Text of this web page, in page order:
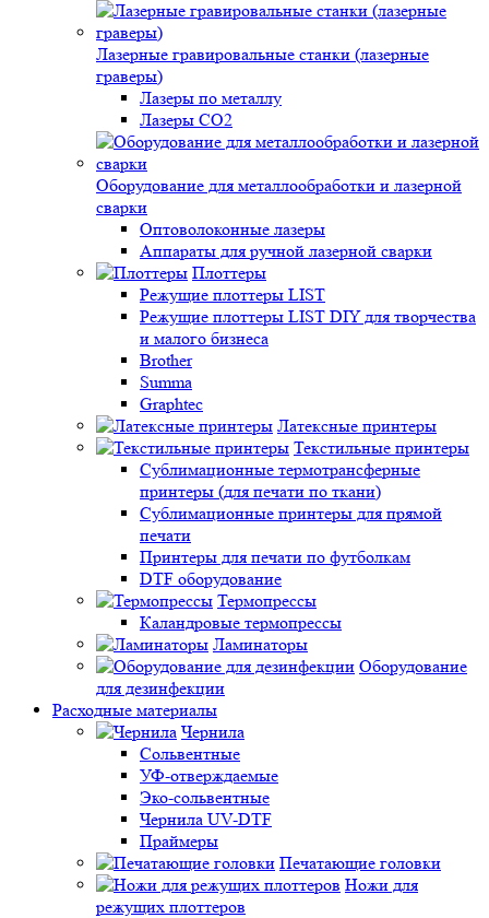
Лазерные гравировальные станки (лазерные
граверы)
Лазеры по металлу
Лазеры CO2
Оборудование для металлообработки и лазерной
сварки
Оптоволоконные лазеры
Аппараты для ручной лазерной сварки
Плоттеры
Режущие плоттеры LIST
Режущие плоттеры LIST DIY для творчества
и малого бизнеса
Brother
Summa
Graphtec
Латексные принтеры
Текстильные принтеры
Сублимационные термотрансферные
принтеры (для печати по ткани)
Сублимационные принтеры для прямой
печати
Принтеры для печати по футболкам
DTF оборудование
Термопрессы
Каландровые термопрессы
Ламинаторы
Оборудование
для дезинфекции
Расходные материалы
Чернила
Сольвентные
УФ-отверждаемые
Эко-сольвентные
Чернила UV-DTF
Праймеры
Печатающие головки
Ножи для
режущих плоттеров